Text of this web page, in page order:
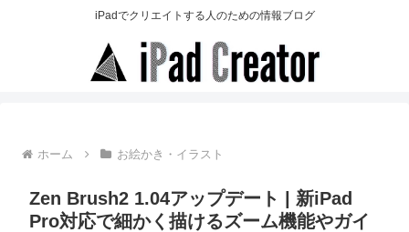
iPadでクリエイトする人のための情報ブログ
ホーム お絵かき・イラスト
Zen Brush2 1.04アップデート | 新iPad
Pro対応で細かく描けるズーム機能やガイ